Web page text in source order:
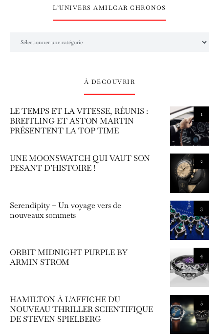
L’UNIVERS AMILCAR CHRONOS
À DÉCOUVRIR
1
LE TEMPS ET LA VITESSE, RÉUNIS :
BREITLING ET ASTON MARTIN
PRÉSENTENT LA TOP TIME
2
UNE MOONSWATCH QUI VAUT SON
PESANT D’HISTOIRE !
3
Serendipity – Un voyage vers de
nouveaux sommets
4
ORBIT MIDNIGHT PURPLE BY
ARMIN STROM
5
HAMILTON À L’AFFICHE DU
NOUVEAU THRILLER SCIENTIFIQUE
DE STEVEN SPIELBERG